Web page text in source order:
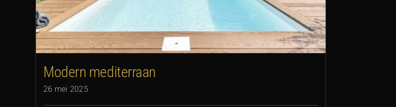
Modern mediterraan
26 mei 2025